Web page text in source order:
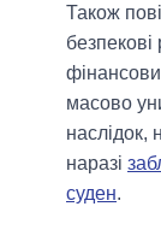
Також
безпекові
масово
наслідок,
наразі
суден.